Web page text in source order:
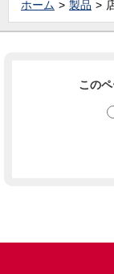
ホーム 製品
この